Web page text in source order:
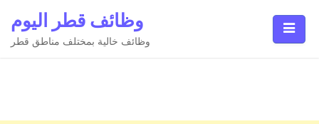
content
وظائف قطر اليوم
وظائف خالية بمختلف مناطق قطر